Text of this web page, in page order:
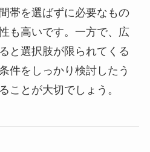
帯を選ばずに必要なもの
も高いです。一方で、広
と選択肢が限られてくる
件をしっかり検討したう
ことが大切でしょう。